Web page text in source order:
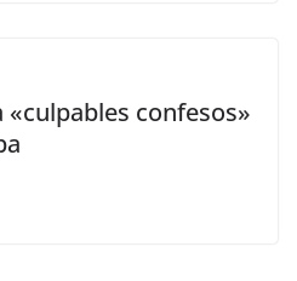
«culpables confesos»